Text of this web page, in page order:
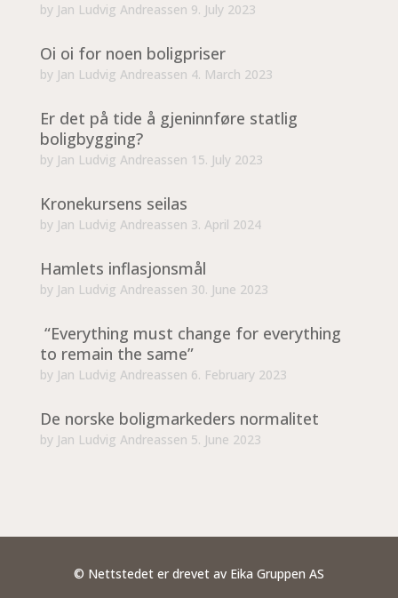
by Jan Ludvig Andreassen 9. July 2023
Oi oi for noen boligpriser
by Jan Ludvig Andreassen 4. March 2023
Er det på tide å gjeninnføre statlig
boligbygging?
by Jan Ludvig Andreassen 15. July 2023
Kronekursens seilas
by Jan Ludvig Andreassen 3. April 2024
Hamlets inflasjonsmål
by Jan Ludvig Andreassen 30. June 2023
“Everything must change for everything
to remain the same”
by Jan Ludvig Andreassen 6. February 2023
De norske boligmarkeders normalitet
by Jan Ludvig Andreassen 5. June 2023
© Nettstedet er drevet av Eika Gruppen AS